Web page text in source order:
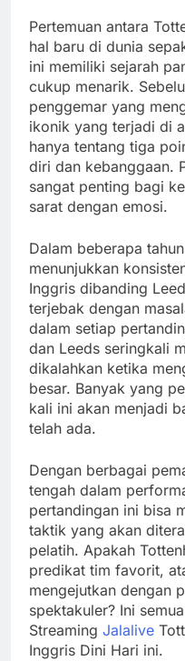
Pertemuan antara
hal baru di dunia
ini memiliki sejarah
cukup menarik.
penggemar yang
ikonik yang terjadi di
hanya tentang tiga
diri dan kebanggaan.
sangat penting bagi
sarat dengan emosi.
Dalam beberapa
menunjukkan
Inggris dibanding
terjebak dengan
dalam setiap
dan Leeds seringkali
dikalahkan ketika
besar. Banyak yang
kali ini akan menjadi
telah ada.
Dengan berbagai
tengah dalam
pertandingan ini bisa
taktik yang akan
pelatih. Apakah
predikat tim favorit,
mengejutkan dengan
spektakuler? Ini
Streaming Jalalive
Inggris Dini Hari ini.